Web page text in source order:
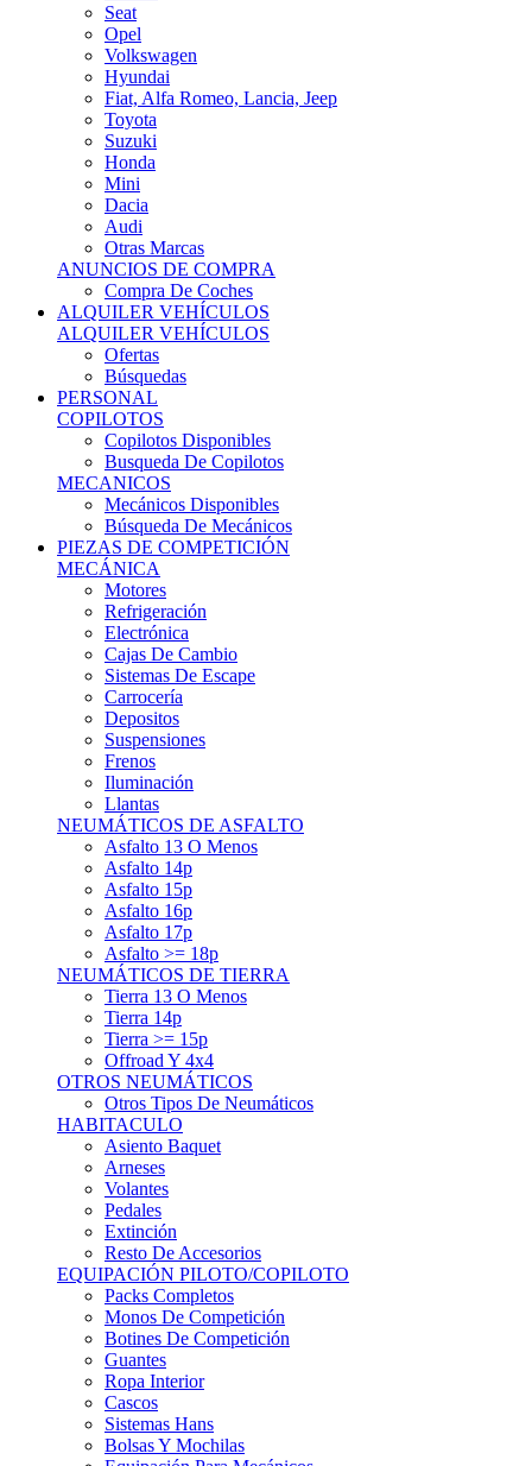
Seat
Opel
Volkswagen
Hyundai
Fiat, Alfa Romeo, Lancia, Jeep
Toyota
Suzuki
Honda
Mini
Dacia
Audi
Otras Marcas
ANUNCIOS DE COMPRA
Compra De Coches
ALQUILER VEHÍCULOS
ALQUILER VEHÍCULOS
Ofertas
Búsquedas
PERSONAL
COPILOTOS
Copilotos Disponibles
Busqueda De Copilotos
MECANICOS
Mecánicos Disponibles
Búsqueda De Mecánicos
PIEZAS DE COMPETICIÓN
MECÁNICA
Motores
Refrigeración
Electrónica
Cajas De Cambio
Sistemas De Escape
Carrocería
Depositos
Suspensiones
Frenos
Iluminación
Llantas
NEUMÁTICOS DE ASFALTO
Asfalto 13 O Menos
Asfalto 14p
Asfalto 15p
Asfalto 16p
Asfalto 17p
Asfalto >= 18p
NEUMÁTICOS DE TIERRA
Tierra 13 O Menos
Tierra 14p
Tierra >= 15p
Offroad Y 4x4
OTROS NEUMÁTICOS
Otros Tipos De Neumáticos
HABITACULO
Asiento Baquet
Arneses
Volantes
Pedales
Extinción
Resto De Accesorios
EQUIPACIÓN PILOTO/COPILOTO
Packs Completos
Monos De Competición
Botines De Competición
Guantes
Ropa Interior
Cascos
Sistemas Hans
Bolsas Y Mochilas